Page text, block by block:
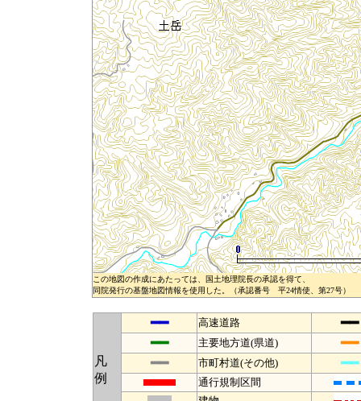
この地図の作成にあたっては、国土地理院長の承認を得て、
同院発行の基盤地図情報を使用した。（承認番号 平24情使、第27号）
凡
例
━━ 高速道路
━━
━━
主要地方道(県道)
━━
━━
市町村道(その他) ━━
通行規制区間